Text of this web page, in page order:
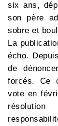
six ans,
son père
sobre et
La
écho.
de
forcés. Ce
vote en